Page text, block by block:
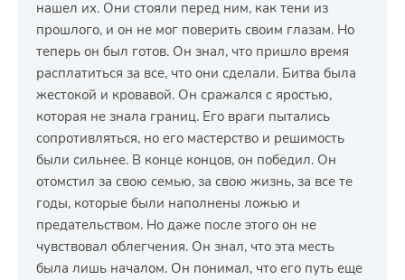
нашел их. Они стояли перед ним, как тени из
прошлого, и он не мог поверить своим глазам. Но
теперь он был готов. Он знал, что пришло время
расплатиться за все, что они сделали. Битва была
жестокой и кровавой. Он сражался с яростью,
которая не знала границ. Его враги пытались
сопротивляться, но его мастерство и решимость
были сильнее. В конце концов, он победил. Он
отомстил за свою семью, за свою жизнь, за все те
годы, которые были наполнены ложью и
предательством. Но даже после этого он не
чувствовал облегчения. Он знал, что эта месть
была лишь началом. Он понимал, что его путь еще